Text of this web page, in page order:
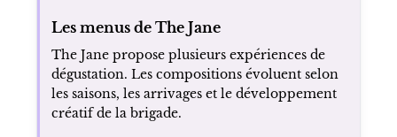
Les menus de The Jane
The Jane propose plusieurs expériences de
dégustation. Les compositions évoluent selon
les saisons, les arrivages et le développement
créatif de la brigade.